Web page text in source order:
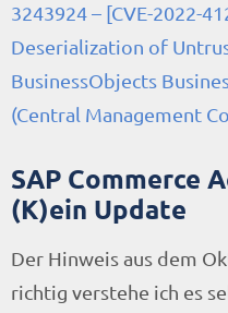
3243924 – [CVE-2022-
Deserialization of
BusinessObjects
(Central Management
SAP Commerce
(K)ein Update
Der Hinweis aus dem
richtig verstehe ich es